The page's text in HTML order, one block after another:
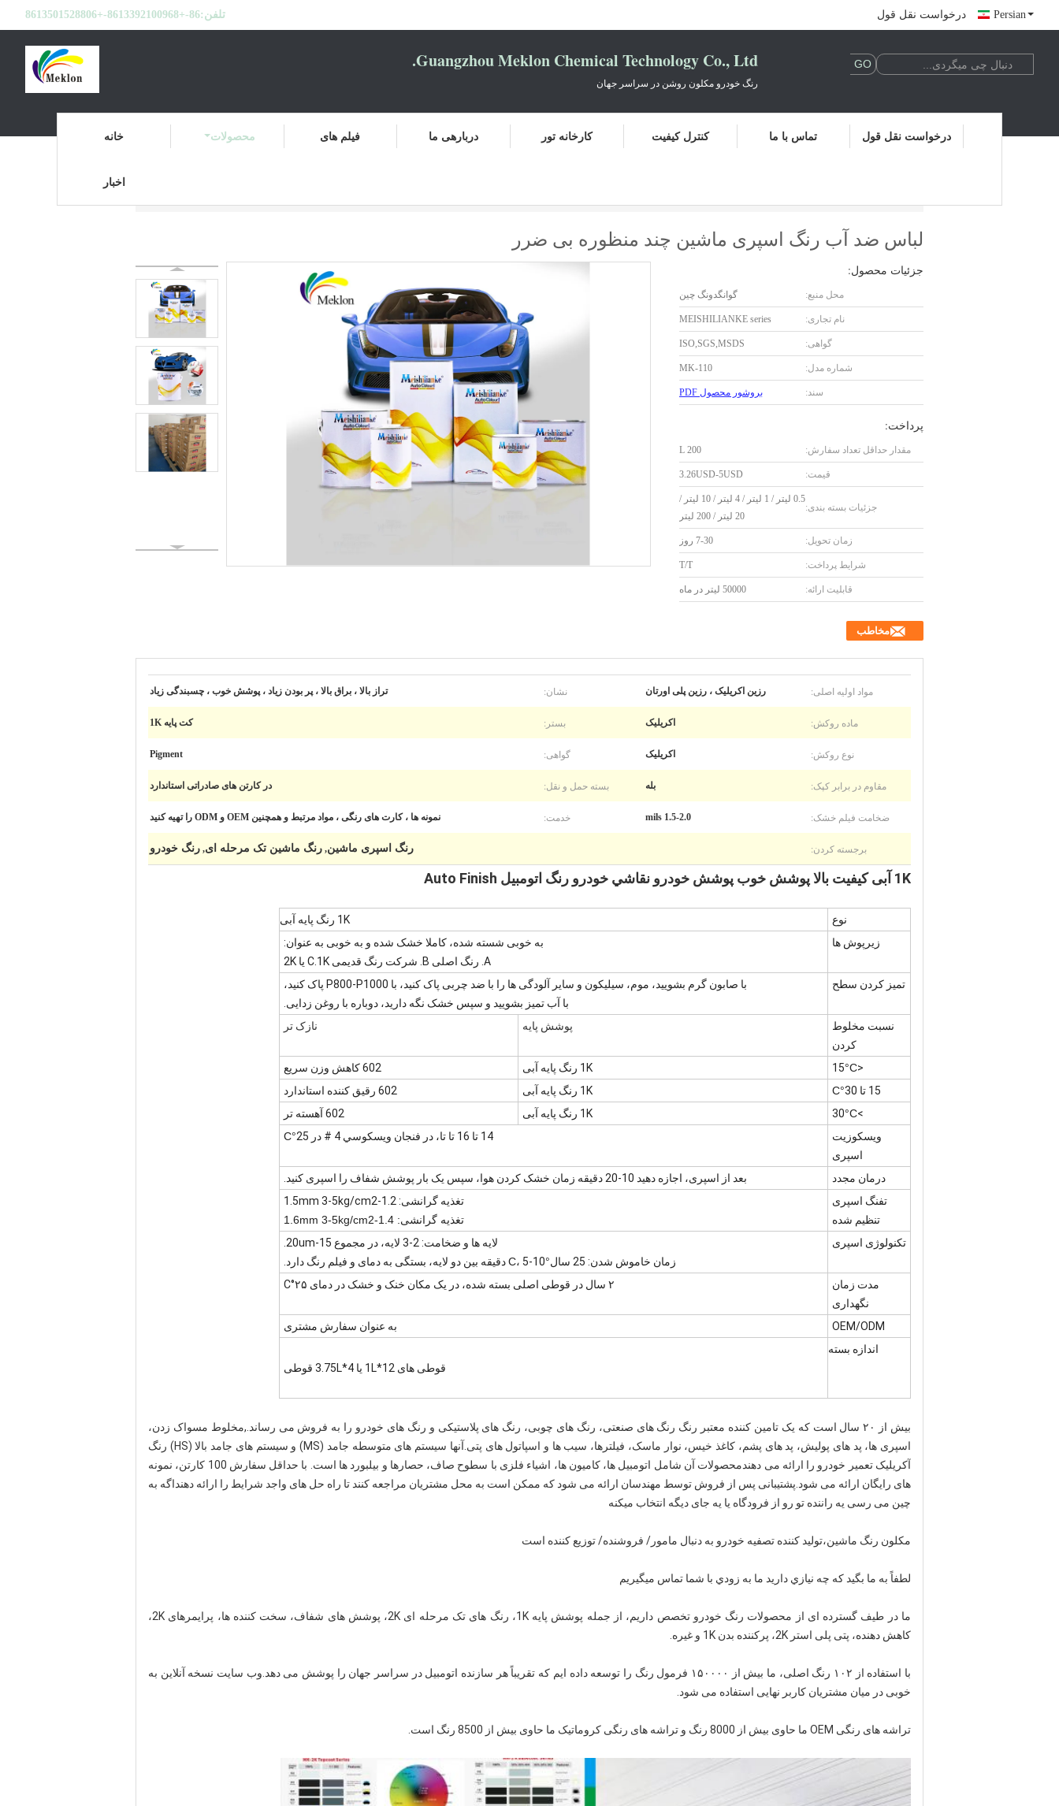
تلفن:86-+8613392100968-+8613501528806 درخواست نقل قول Persian
Guangzhou Meklon Chemical Technology Co., Ltd.
رنگ خودرو مکلون روشن در سراسر جهان
خانه محصولات فیلم های دربارهی ما کارخانه تور کنترل کیفیت تماس با ما درخواست نقل قول
اخبار
لباس ضد آب رنگ اسپری ماشین چند منظوره بی ضرر
جزئیات محصول:
محل منبع: گوانگدونگ چین
نام تجاری: MEISHILIANKE series
گواهی: ISO,SGS,MSDS
شماره مدل: MK-110
سند: بروشور محصول PDF
پرداخت:
مقدار حداقل تعداد سفارش: 200 L
قیمت: 3.26USD-5USD
جزئیات بسته بندی:
0.5 لیتر / 1 لیتر / 4 لیتر / 10 لیتر /
20 لیتر / 200 لیتر
زمان تحویل: 7-30 روز
شرایط پرداخت: T/T
قابلیت ارائه: 50000 لیتر در ماه
مخاطب
مواد اولیه اصلی: رزین اکریلیک ، رزین پلی اورتان نشان: تراز بالا ، براق بالا ، پر بودن زیاد ، پوشش خوب ، چسبندگی زیاد
ماده روکش: اکریلیک بستر: کت پایه 1K
نوع روکش: اکریلیک گواهی: Pigment
مقاوم در برابر کپک: بله بسته حمل و نقل: در کارتن های صادراتی استاندارد
ضخامت فیلم خشک: 1.5-2.0 mils خدمت: نمونه ها ، کارت های رنگی ، مواد مرتبط و همچنین OEM و ODM را تهیه کنید
برجسته کردن: رنگ اسپری ماشین, رنگ ماشین تک مرحله ای, رنگ خودرو
1K آبی کیفیت بالا پوشش خوب پوشش خودرو نقاشي خودرو رنگ اتومبيل Auto Finish
نوع
1K رنگ پایه آبی
زیرپوش ها
به خوبی شسته شده، کاملا خشک شده و به خوبی به عنوان:
A. رنگ اصلی B. شرکت رنگ قدیمی C.1K یا 2K
تمیز کردن سطح
با صابون گرم بشویید، موم، سیلیکون و سایر آلودگی ها را با ضد چربی پاک کنید، با P800-P1000 پاک کنید،
با آب تمیز بشویید و سپس خشک نگه دارید، دوباره با روغن زدایی.
نسبت مخلوط
کردن
پوشش پایه نازک تر
<15
°C 1K رنگ پایه آبی
602 کاهش وزن سریع
15 تا 30
°C 1K رنگ پایه آبی
602 رقیق کننده استاندارد
>30
°C 1K رنگ پایه آبی
602 آهسته تر
ویسکوزیت
اسپری
14 تا 16 تا تا، در فنجان ويسکوسي 4 # در 25 °C
درمان مجدد
بعد از اسپری، اجازه دهید 10-20 دقیقه زمان خشک کردن هوا، سپس یک بار پوشش شفاف را اسپری کنید.
تفنگ اسپری
تنظیم شده
تغذیه گرانشی: 1.2-1.5mm 3-5kg/cm2
تغذیه گرانشی: 1.4-1.6mm 3-5kg/cm2
تکنولوژی اسپری
لایه ها و ضخامت: 2-3 لایه، در مجموع 15-20um.
زمان خاموش شدن: 25 سال
°C، 5-10 دقیقه بین دو لایه، بستگی به دمای و فیلم رنگ دارد.
مدت زمان
نگهداری
۲ سال در قوطی اصلی بسته شده، در یک مکان خنک و خشک در دمای ۲۵°C
OEM/ODM
به عنوان سفارش مشتری
اندازه بسته
قوطی های 1L*12 یا 3.75L*4 قوطی
بیش از ۲۰ سال است که یک تامین کننده معتبر رنگ رنگ های صنعتی، رنگ های چوبی، رنگ های پلاستیکی و رنگ های خودرو را به فروش می رساند.,مخلوط مسواک زدن،
اسپری ها، پد های پولیش، پد های پشم، کاغذ خیس، نوار ماسک، فیلترها، سیب ها و اسپاتول های پتی.آنها سیستم های متوسطه جامد (MS) و سیستم های جامد بالا (HS) رنگ
آکریلیک تعمیر خودرو را ارائه می دهندمحصولات آن شامل اتومبیل ها، کامیون ها، اشیاء فلزی با سطوح صاف، حصارها و بیلبورد ها است. با حداقل سفارش 100 کارتن، نمونه
های رایگان ارائه می شود.پشتیبانی پس از فروش توسط مهندسان ارائه می شود که ممکن است به محل مشتریان مراجعه کنند تا راه حل های واجد شرایط را ارائه دهنداگه به
چین می رسی یه راننده تو رو از فرودگاه یا یه جای دیگه انتخاب میکنه
مکلون رنگ ماشين،توليد کننده تصفيه خودرو به دنبال مامور/ فروشنده/ توزیع کننده است
لطفاً به ما بگيد که چه نيازي داريد ما به زودي با شما تماس ميگيريم
ما در طیف گسترده ای از محصولات رنگ خودرو تخصص داریم، از جمله پوشش پایه 1K، رنگ های تک مرحله ای 2K، پوشش های شفاف، سخت کننده ها، پرایمرهای 2K،
کاهش دهنده، پتی پلی استر 2K، پرکننده بدن 1K و غیره.
با استفاده از ۱۰۲ رنگ اصلی، ما بیش از ۱۵۰۰۰۰ فرمول رنگ را توسعه داده ایم که تقریباً هر سازنده اتومبیل در سراسر جهان را پوشش می دهد.وب سایت نسخه آنلاین به
خوبی در میان مشتریان کاربر نهایی استفاده می شود.
تراشه های رنگی OEM ما حاوی بیش از 8000 رنگ و تراشه های رنگی کروماتیک ما حاوی بیش از 8500 رنگ است.